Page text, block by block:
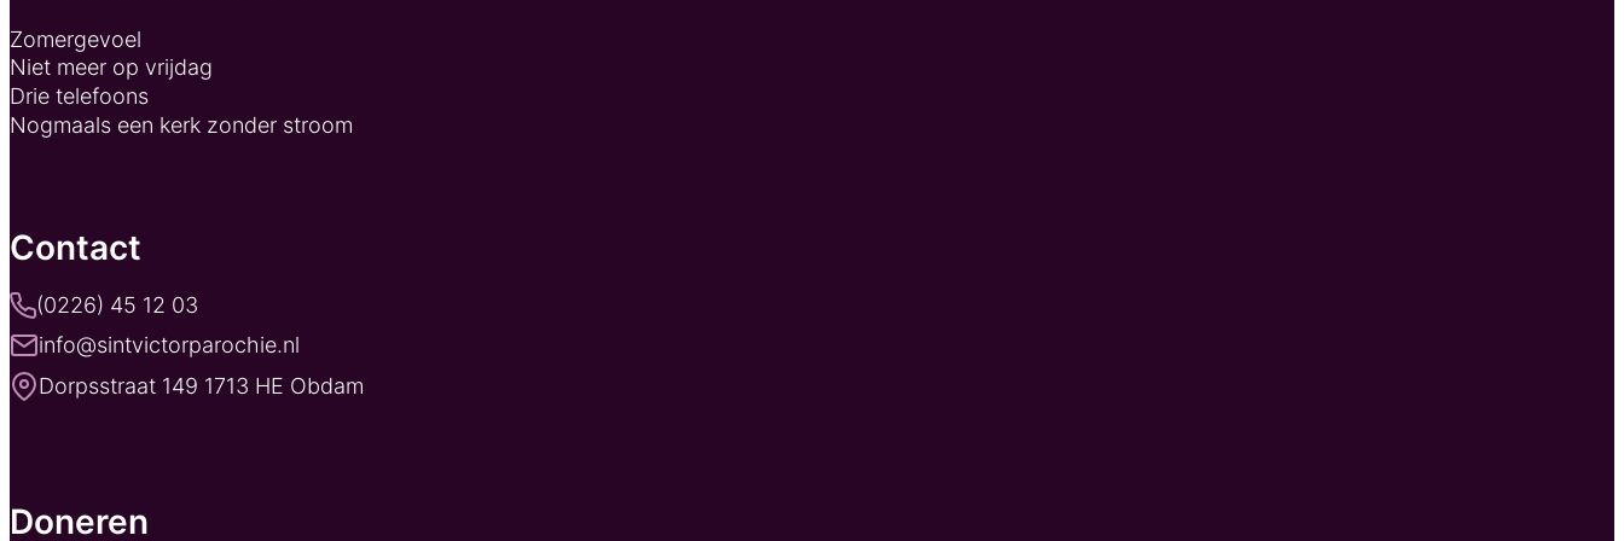
Zomergevoel
Niet meer op vrijdag
Drie telefoons
Nogmaals een kerk zonder stroom
Contact
(0226) 45 12 03
info@sintvictorparochie.nl
Dorpsstraat 149 1713 HE Obdam
Doneren